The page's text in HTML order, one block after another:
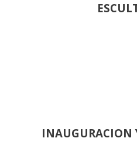
INAUGURACION